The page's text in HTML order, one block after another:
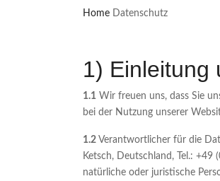
Home Datenschutz
1) Einleitung
1.1 Wir freuen uns, dass Sie
bei der Nutzung unserer
1.2 Verantwortlicher für die
Ketsch, Deutschland, Tel.:
natürliche oder juristische